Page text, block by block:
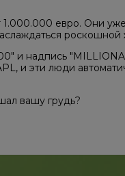
евро. Они
роскошной
и надпись
и эти люди
вашу грудь?